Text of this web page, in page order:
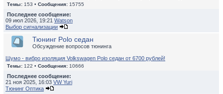
Темы: 153 • Сообщения: 15755
Последнее сообщение:
09 июл 2026, 19:21 Watson
Выбор сигнализации
Тюнинг Polo седан
Обсуждение вопросов тюнинга
Шумо - вибро изоляция Volkswagen Polo седан от 6700 рублей!
Темы: 122 • Сообщения: 10666
Последнее сообщение:
21 ноя 2025, 16:03 VW Yuri
Тюнинг Оптика